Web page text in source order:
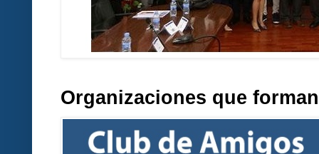
Organizaciones que